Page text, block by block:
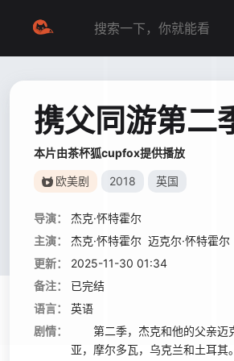
携父同游第二
本片由茶杯狐cupfox提供播放
欧美剧 2018 英国
导演：
杰克·怀特霍尔
主演：
杰克·怀特霍尔 迈克尔·怀特霍尔
更新：
2025-11-30 01:34
备注：
已完结
语言：
英语
剧情：
第二季，杰克和他的父亲迈克
亚，摩尔多瓦，乌克兰和土耳其。